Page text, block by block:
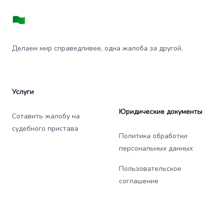
Делаем мир справедливее, одна жалоба за другой.
Услуги
Сотавить жалобу на
судебного пристава
Юридические документы
Политика обработки
персональных данных
Пользовательское
соглашение